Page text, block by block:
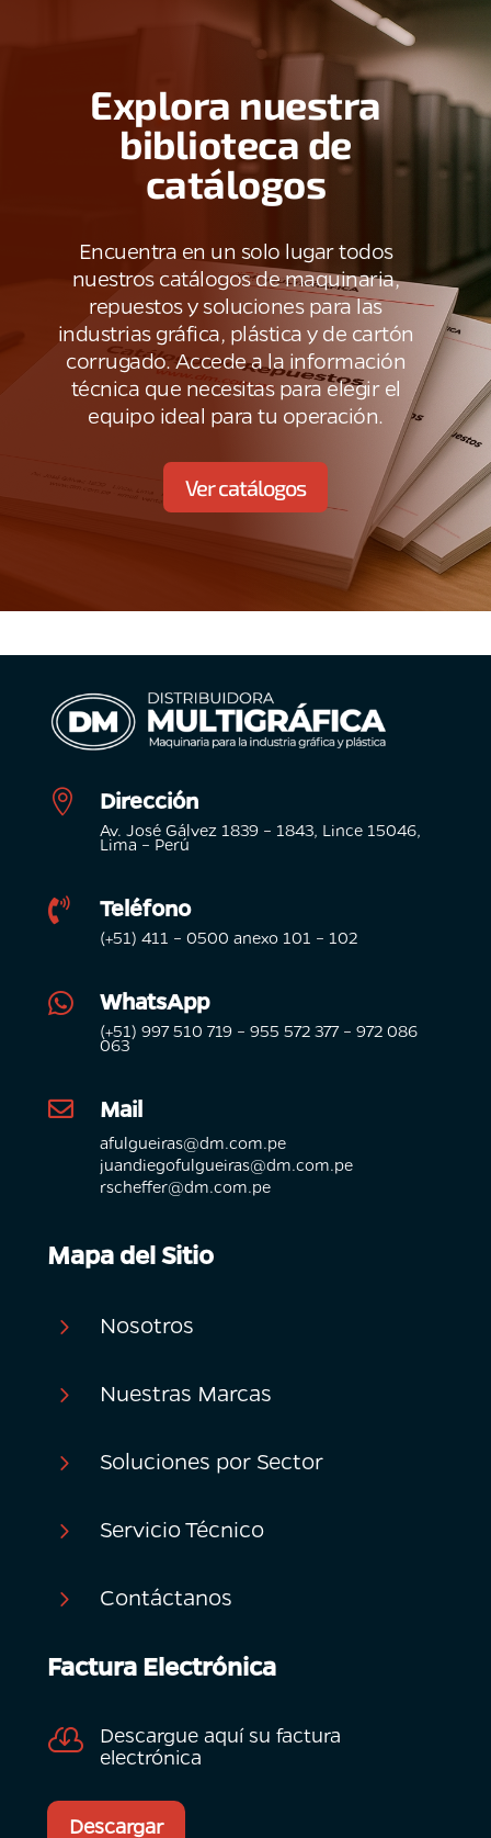
Explora nuestra
biblioteca de
catálogos
Encuentra en un solo lugar todos
nuestros catálogos de maquinaria,
repuestos y soluciones para las
industrias gráfica, plástica y de cartón
corrugado. Accede a la información
técnica que necesitas para elegir el
equipo ideal para tu operación.
Ver catálogos
 Dirección
Av. José Gálvez 1839 – 1843, Lince 15046,
Lima – Perú
 Teléfono
(+51) 411 – 0500 anexo 101 – 102
 WhatsApp
(+51) 997 510 719 – 955 572 377 – 972 086
063
 Mail
afulgueiras@dm.com.pe
juandiegofulgueiras@dm.com.pe
rscheffer@dm.com.pe
Mapa del Sitio
5 Nosotros
5 Nuestras Marcas
5 Soluciones por Sector
5 Servicio Técnico
5 Contáctanos
Factura Electrónica

Descargue aquí su factura
electrónica
Descargar